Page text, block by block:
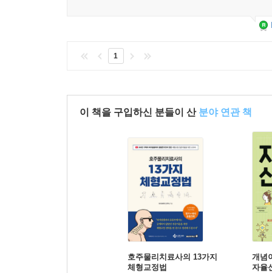
1
이 책을 구입하신 분들이 산 분야 연관 책
호주물리치료사의 13가지
체형교정법
개념
자율